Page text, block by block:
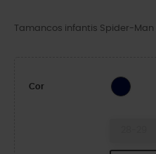
Tamancos infantis Spider-Man
Cor NAVY